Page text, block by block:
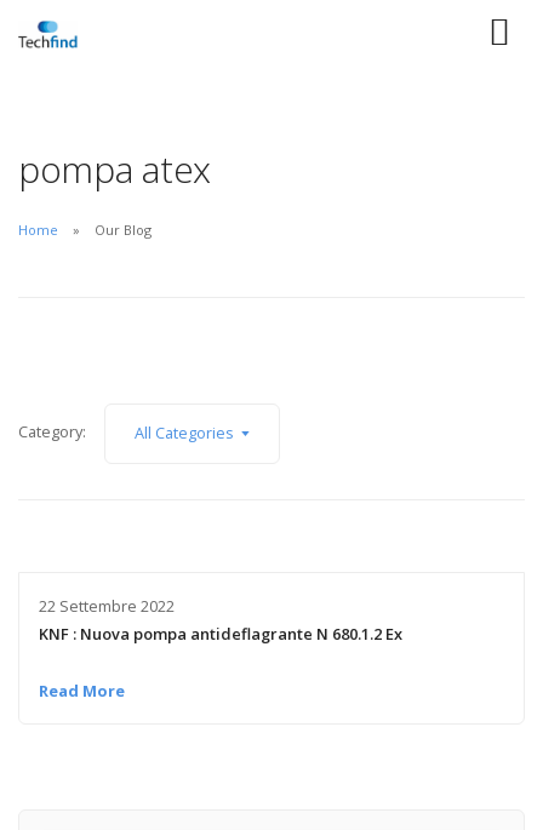
pompa atex
Home Our Blog
Category: All Categories
22 Settembre 2022
KNF : Nuova pompa antideflagrante N 680.1.2 Ex
Read More